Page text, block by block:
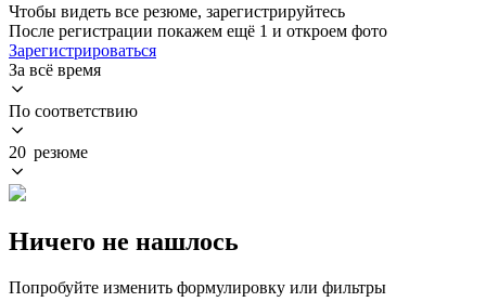
Чтобы видеть все резюме, зарегистрируйтесь
После регистрации покажем ещё 1 и откроем фото
Зарегистрироваться
За всё время
По соответствию
20 резюме
Ничего не нашлось
Попробуйте изменить формулировку или фильтры